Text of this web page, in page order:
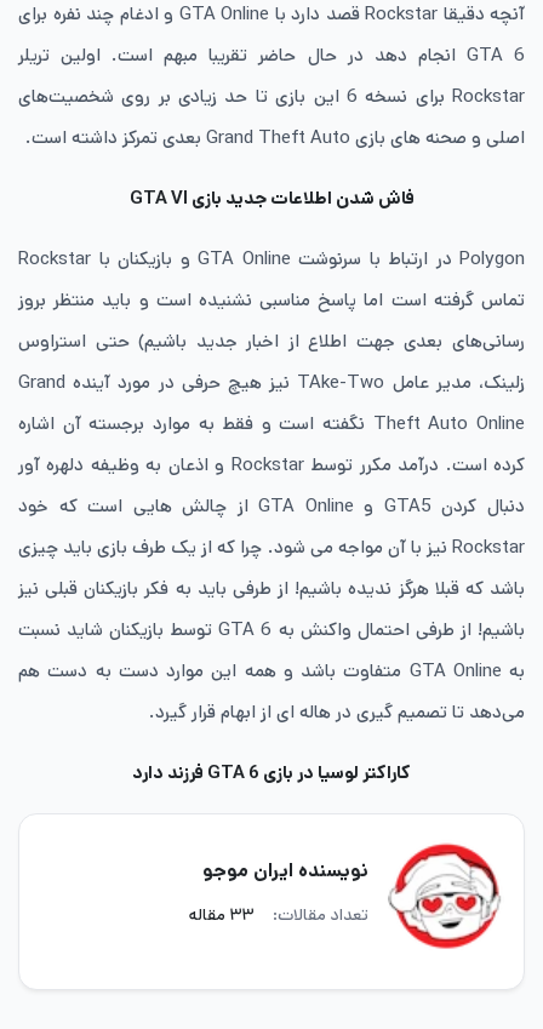
آنچه دقیقا Rockstar
قصد دارد با GTA Online و ادغام چند نفره برای
GTA 6 انجام دهد در حال حاضر تقریبا مبهم است. اولین تریلر
Rockstar
برای نسخه 6 این بازی تا حد زیادی بر روی شخصیت‌های
اصلی و صحنه های بازی Grand Theft Auto بعدی تمرکز داشته است.
فاش شدن اطلاعات جدید بازی GTA VI
Polygon در ارتباط با سرنوشت GTA Online و بازیکنان با
Rockstar
تماس گرفته است اما پاسخ مناسبی نشنیده است و باید منتظر بروز
رسانی‌های بعدی جهت اطلاع از اخبار جدید باشیم) حتی استراوس
زلینک، مدیر عامل TAke-Two نیز هیچ حرفی در مورد آینده
Grand
Theft Auto Online نگفته است و فقط به موارد برجسته آن اشاره
کرده است. درآمد مکرر توسطRockstar و اذعان به وظیفه دلهره آور
دنبال کردن GTA5 و GTA Online از چالش هایی است که خود
Rockstar نیز با آن مواجه می شود. چرا که از یک طرف بازی باید چیزی
باشد که قبلا هرگز ندیده باشیم! از طرفی باید به فکر بازیکنان قبلی نیز
باشیم! از طرفی احتمال واکنش به GTA 6 توسط بازیکنان شاید نسبت
به GTA Online متفاوت باشد و همه این موارد دست به دست هم
می‌دهد تا تصمیم گیری در هاله ای از ابهام قرار گیرد.
کاراکتر لوسیا در بازی GTA 6 فرزند دارد
نویسنده ایران موجو
تعداد مقالات: ۳۳ مقاله